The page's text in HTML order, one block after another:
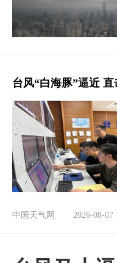
台风“白海豚”逼近
中国天气网 2026-08-07